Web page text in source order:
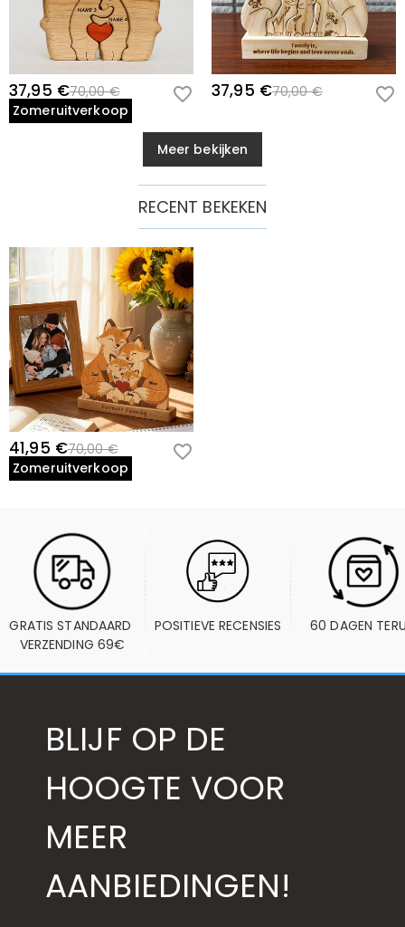
37,95 €70,00 €
Zomeruitverkoop
37,95 €70,00 €
Meer bekijken
RECENT BEKEKEN
41,95 €70,00 €
Zomeruitverkoop
GRATIS STANDAARD
VERZENDING 69€
POSITIEVE RECENSIES 60 DAGEN
BLIJF OP DE
HOOGTE VOOR
MEER
AANBIEDINGEN!